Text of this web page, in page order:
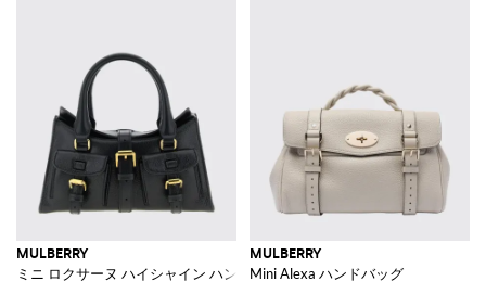
MULBERRY
ミニ ロクサーヌ ハイシャイン ハンドバッグ
MULBERRY
Mini Alexa ハンドバッグ